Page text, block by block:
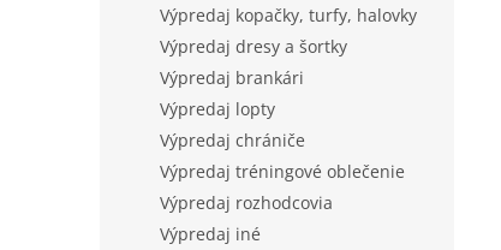
Výpredaj kopačky, turfy, halovky
Výpredaj dresy a šortky
Výpredaj brankári
Výpredaj lopty
Výpredaj chrániče
Výpredaj tréningové oblečenie
Výpredaj rozhodcovia
Výpredaj iné